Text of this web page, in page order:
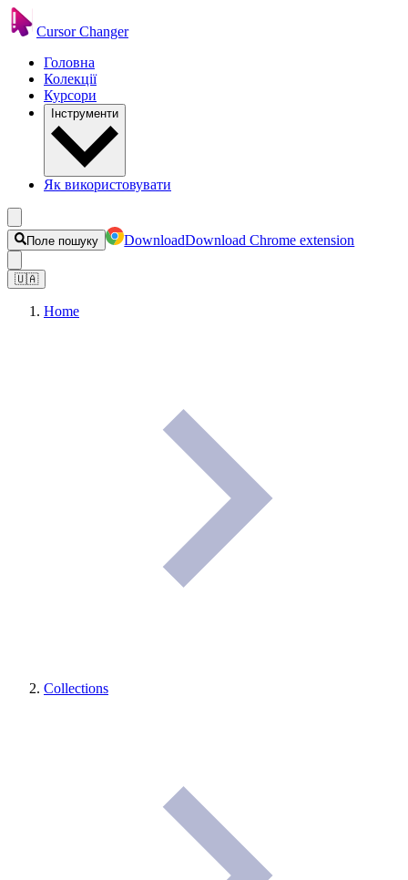
Cursor Changer
Головна
Колекції
Курсори
Інструменти
Як використовувати
Поле пошуку DownloadDownload Chrome extension
🇺🇦
Home
Collections